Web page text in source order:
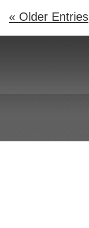
« Older Entries